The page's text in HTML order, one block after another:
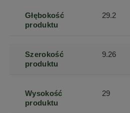
Głębokość
produktu
29.2
Szerokość
produktu
9.26
Wysokość
produktu
29